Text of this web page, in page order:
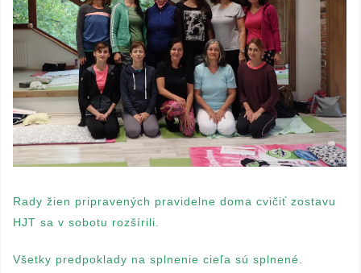
Rady žien pripravených pravidelne doma cvičiť zostavu
HJT sa v sobotu rozšírili.
Všetky predpoklady na splnenie cieľa sú splnené.